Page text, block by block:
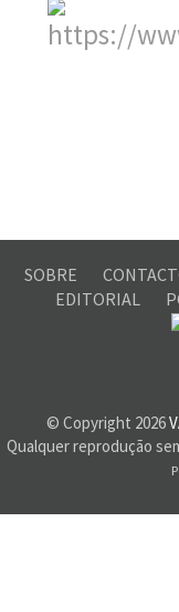
SOBRE
EDITORIAL
© Copyright 2026
Qualquer reprodução